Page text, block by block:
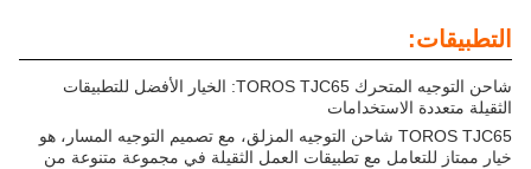
التطبيقات:
شاحن التوجيه المتحرك TOROS TJC65: الخيار الأفضل للتطبيقات
الثقيلة متعددة الاستخدامات
TOROS TJC65 شاحن التوجيه المزلق، مع تصميم التوجيه المسار، هو
خيار ممتاز للتعامل مع تطبيقات العمل الثقيلة في مجموعة متنوعة من